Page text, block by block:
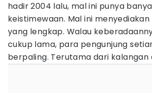
hadir 2004 lalu, mal ini punya
keistimewaan. Mal ini
yang lengkap. Walau
cukup lama, para pengunjung
berpaling. Terutama dari kalangan